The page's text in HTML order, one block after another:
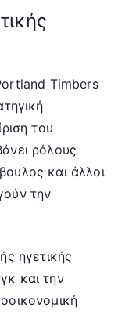
Timbers
του
ρόλους
και άλλοι
την
ηγετικής
και την